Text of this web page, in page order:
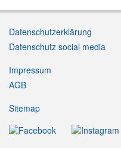
Datenschutzerklärung
Datenschutz social media
Impressum
AGB
Sitemap